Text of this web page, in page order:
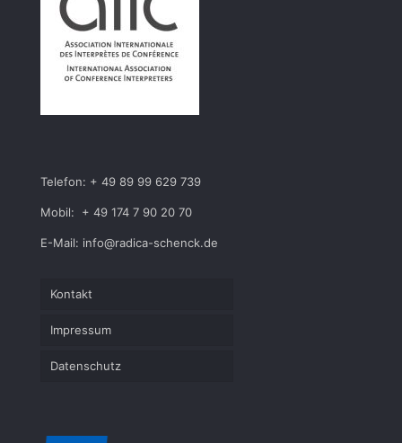
Telefon: + 49 89 99 629 739
Mobil: + 49 174 7 90 20 70
E-Mail: info@radica-schenck.de
Kontakt
Impressum
Datenschutz